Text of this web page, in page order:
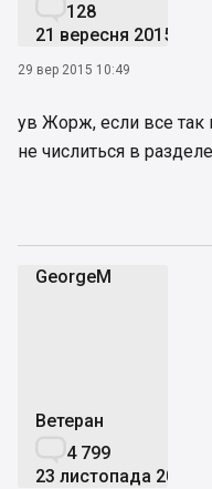
128
21 вересня 2015
29 вер 2015 10:49
ув Жорж, если все так
не числиться в
GeorgeM
Ветеран
4 799
23 листопада 2012